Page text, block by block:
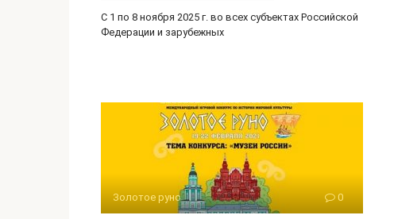
С 1 по 8 ноября 2025 г. во всех субъектах Российской
Федерации и зарубежных
Золотое руно 0